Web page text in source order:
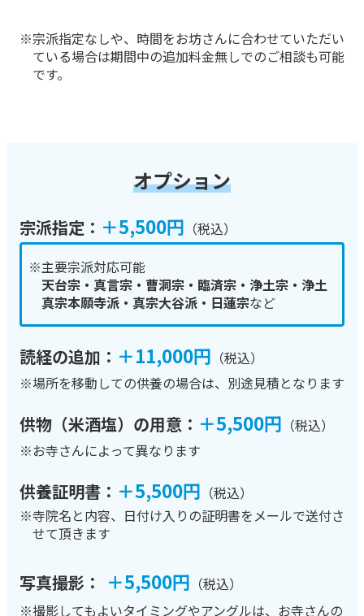
※宗派指定なしや、時間をお坊さんに合わせていただい
ている場合は期間中の追加料金無しでのご相談も可能
です。
オプション
宗派指定： ＋5,500円 （税込）
※主要宗派対応可能
天台宗・真言宗・曹洞宗・臨済宗・浄土宗・浄土
真宗本願寺派・真宗大谷派・日蓮宗など
読経の追加： ＋11,000円 （税込）
※場所を移動しての供養の場合は、別途見積となります
供物（米酒塩）の用意： ＋5,500円 （税込）
※お寺さんによって異なります
供養証明書： ＋5,500円 （税込）
※寺院名と内容、日付け入りの証明書をメールで送付さ
せて頂きます
写真撮影： ＋5,500円 （税込）
※撮影してもよいタイミングやアングルは、お寺さんの